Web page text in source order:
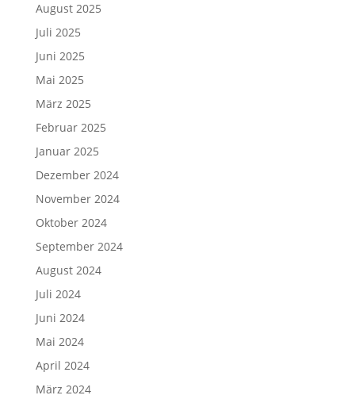
August 2025
Juli 2025
Juni 2025
Mai 2025
März 2025
Februar 2025
Januar 2025
Dezember 2024
November 2024
Oktober 2024
September 2024
August 2024
Juli 2024
Juni 2024
Mai 2024
April 2024
März 2024